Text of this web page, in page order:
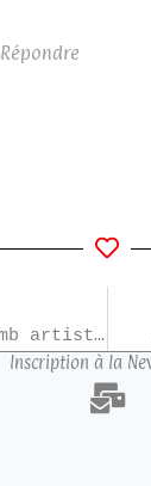
Répondre
Pétage de plomb artistique !
Inscription à la